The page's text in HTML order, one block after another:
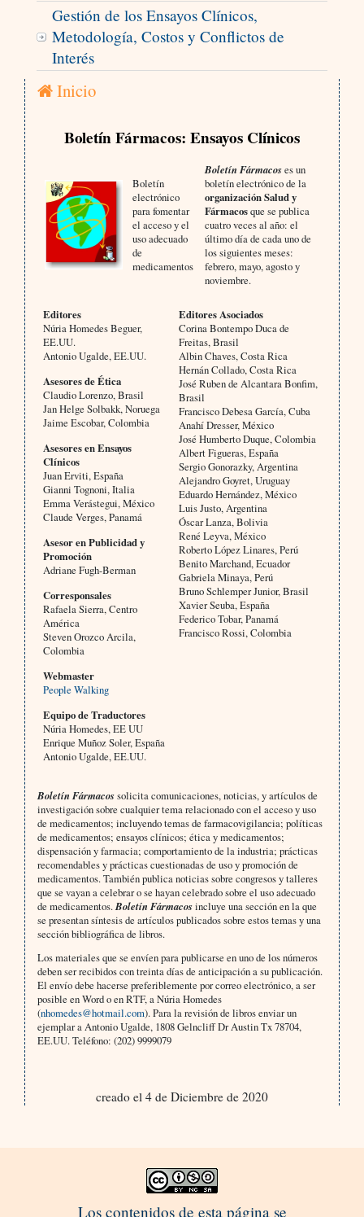
Gestión de los Ensayos Clínicos,
Metodología, Costos y Conflictos de
Interés
Inicio
Boletín Fármacos: Ensayos Clínicos
Boletín
electrónico
para fomentar
el acceso y el
uso adecuado
de
medicamentos
Boletín Fármacoses un
boletín electrónico de la
organización Salud y
Fármacosque se publica
cuatro veces al año: el
último día de cada uno de
los siguientes meses:
febrero, mayo, agosto y
noviembre.
Editores
Núria Homedes Beguer,
EE.UU.
Antonio Ugalde, EE.UU.
Asesores de Ética
Claudio Lorenzo, Brasil
Jan Helge Solbakk, Noruega
Jaime Escobar, Colombia
Asesores en Ensayos
Clínicos
Juan Erviti, España
Gianni Tognoni, Italia
Emma Verástegui, México
Claude Verges, Panamá
Asesor en Publicidad y
Promoción
Adriane Fugh-Berman
Corresponsales
Rafaela Sierra, Centro
América
Steven Orozco Arcila,
Colombia
Webmaster
People Walking
Equipo de Traductores
Núria Homedes, EE UU
Enrique Muñoz Soler, España
Antonio Ugalde, EE.UU.
Editores Asociados
Corina Bontempo Duca de
Freitas, Brasil
Albin Chaves, Costa Rica
Hernán Collado, Costa Rica
José Ruben de Alcantara Bonfim,
Brasil
Francisco Debesa García, Cuba
Anahí Dresser, México
José Humberto Duque, Colombia
Albert Figueras, España
Sergio Gonorazky, Argentina
Alejandro Goyret, Uruguay
Eduardo Hernández, México
Luis Justo, Argentina
Óscar Lanza, Bolivia
René Leyva, México
Roberto López Linares, Perú
Benito Marchand, Ecuador
Gabriela Minaya, Perú
Bruno Schlemper Junior, Brasil
Xavier Seuba, España
Federico Tobar, Panamá
Francisco Rossi, Colombia
Boletín Fármacossolicita comunicaciones, noticias, y artículos de
investigación sobre cualquier tema relacionado con el acceso y uso
de medicamentos; incluyendo temas de farmacovigilancia; políticas
de medicamentos; ensayos clínicos; ética y medicamentos;
dispensación y farmacia; comportamiento de la industria; prácticas
recomendables y prácticas cuestionadas de uso y promoción de
medicamentos. También publica noticias sobre congresos y talleres
que se vayan a celebrar o se hayan celebrado sobre el uso adecuado
de medicamentos.Boletín Fármacosincluye una sección en la que
se presentan síntesis de artículos publicados sobre estos temas y una
sección bibliográfica de libros.
Los materiales que se envíen para publicarse en uno de los números
deben ser recibidos con treinta días de anticipación a su publicación.
El envío debe hacerse preferiblemente por correo electrónico, a ser
posible en Word o en RTF, a Núria Homedes
(nhomedes@hotmail.com). Para la revisión de libros enviar un
ejemplar a Antonio Ugalde, 1808 Gelncliff Dr Austin Tx 78704,
EE.UU. Teléfono: (202) 9999079
creado el 4 de Diciembre de 2020
Los contenidos de esta página se